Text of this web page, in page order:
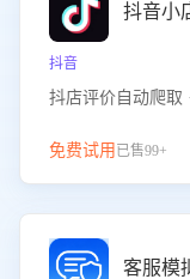
抖音小
抖音
抖店评价自动爬取
免费试用 已售99+
客服模